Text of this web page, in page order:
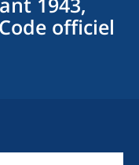
officiel